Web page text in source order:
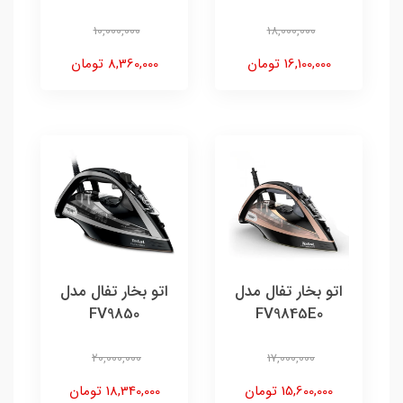
18,000,000
16,100,000 تومان
10,000,000
8,360,000 تومان
اتو بخار تفال مدل
FV9845E0
17,000,000
15,600,000 تومان
اتو بخار تفال مدل
FV9850
20,000,000
18,340,000 تومان